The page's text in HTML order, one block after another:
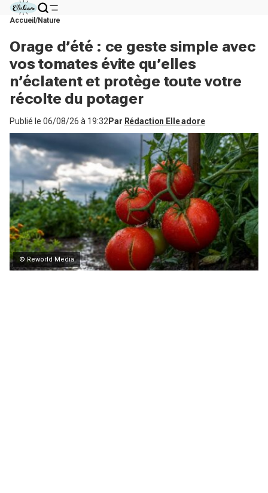
Accueil Nature
Orage d’été : ce geste simple avec
vos tomates évite qu’elles
n’éclatent et protège toute votre
récolte du potager
Publié le 06/08/26 à 19:32 Par Rédaction Elle adore
© Reworld Media